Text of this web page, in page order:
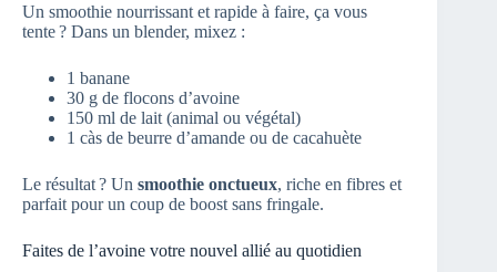
Un smoothie nourrissant et rapide à faire, ça vous
tente ? Dans un blender, mixez :
1 banane
30 g de flocons d’avoine
150 ml de lait (animal ou végétal)
1 càs de beurre d’amande ou de cacahuète
Le résultat ? Un smoothie onctueux, riche en fibres et
parfait pour un coup de boost sans fringale.
Faites de l’avoine votre nouvel allié au quotidien